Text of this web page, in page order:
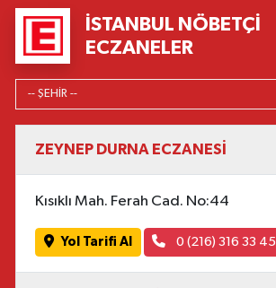
İSTANBUL NÖBETÇI
ECZANELER
ZEYNEP DURNA ECZANESİ
Kısıklı Mah. Ferah Cad. No:44
Yol Tarifi Al 0 (216) 316 33 45